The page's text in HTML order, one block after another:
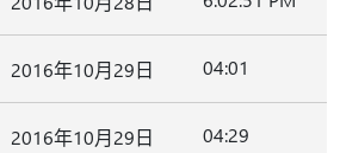
2016年10月29日 04:01
2016年10月29日 04:29